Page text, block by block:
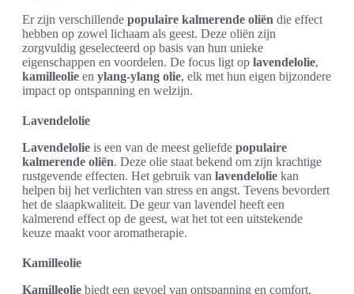
Er zijn verschillende populaire kalmerende oliën die effect
hebben op zowel lichaam als geest. Deze oliën zijn
zorgvuldig geselecteerd op basis van hun unieke
eigenschappen en voordelen. De focus ligt op lavendelolie,
kamilleolie en ylang-ylang olie, elk met hun eigen bijzondere
impact op ontspanning en welzijn.
Lavendelolie
Lavendelolie is een van de meest geliefde populaire
kalmerende oliën. Deze olie staat bekend om zijn krachtige
rustgevende effecten. Het gebruik van lavendelolie kan
helpen bij het verlichten van stress en angst. Tevens bevordert
het de slaapkwaliteit. De geur van lavendel heeft een
kalmerend effect op de geest, wat het tot een uitstekende
keuze maakt voor aromatherapie.
Kamilleolie
Kamilleolie biedt een gevoel van ontspanning en comfort.